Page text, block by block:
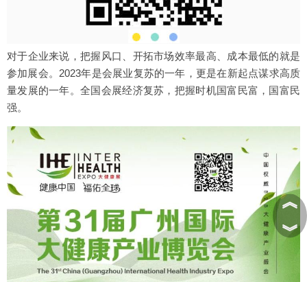
对于企业来说，把握风口、开拓市场效率最高、成本最低的就是
参加展会。2023年是会展业复苏的一年，更是在新起点谋求高质
量发展的一年。全国会展经济复苏，把握时机国富民富，国富民
强。
︽
︾